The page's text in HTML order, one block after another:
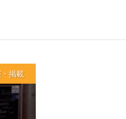
掲載